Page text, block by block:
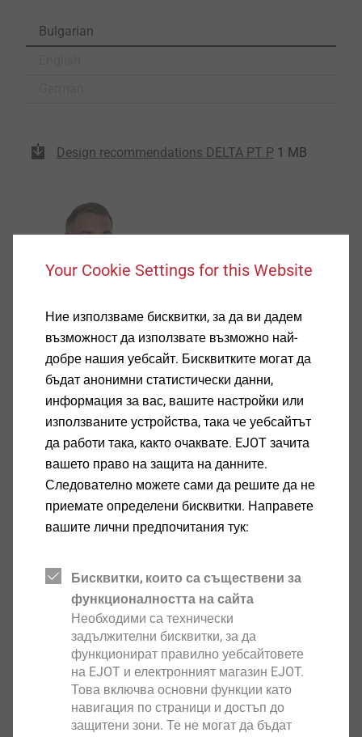
Bulgarian
Design recommendations DELTA PT P 1 MB
Daniel Zarev
Sales Manager
dzarev@ejot.com
+359 2 421 9637
Иновативен материал на винта
Your Cookie Settings for this Website
Ние използваме бисквитки, за да ви дадем
възможност да използвате възможно най-
добре нашия уебсайт. Бисквитките могат да
бъдат анонимни статистически данни,
информация за вас, вашите настройки или
използваните устройства, така че уебсайтът
да работи така, както очаквате. EJOT зачита
вашето право на защита на данните.
Следователно можете сами да решите да не
приемате определени бисквитки. Направете
вашите лични предпочитания тук:
Бисквитки, които са съществени за
функционалността на сайта
Необходими са технически
задължителни бисквитки, за да
функционират правилно уебсайтовете
на EJOT и електронният магазин EJOT.
Това включва основни функции като
навигация по страници и достъп до
защитени зони. Те не могат да бъдат